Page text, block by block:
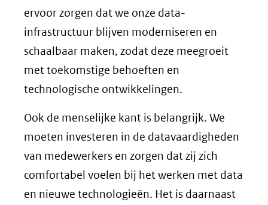
ervoor zorgen dat we onze data-
infrastructuur blijven moderniseren en
schaalbaar maken, zodat deze meegroeit
met toekomstige behoeften en
technologische ontwikkelingen.
Ook de menselijke kant is belangrijk. We
moeten investeren in de datavaardigheden
van medewerkers en zorgen dat zij zich
comfortabel voelen bij het werken met data
en nieuwe technologieën. Het is daarnaast